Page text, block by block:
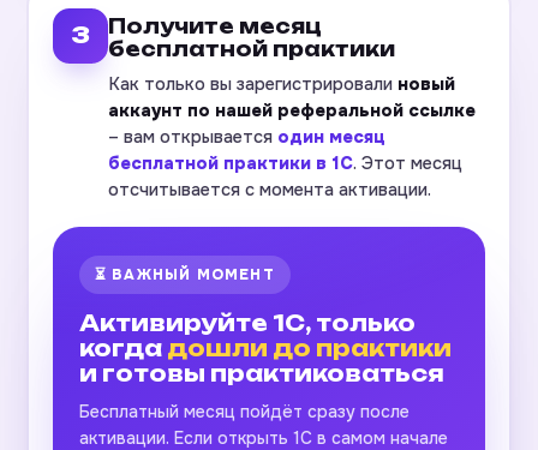
3
Получите месяц
бесплатной практики
Как только вы зарегистрировали новый
аккаунт по нашей реферальной ссылке
– вам открывается один месяц
бесплатной практики в 1С. Этот месяц
отсчитывается с момента активации.
⏳ ВАЖНЫЙ МОМЕНТ
Активируйте 1С, только
когда дошли до практики
и готовы практиковаться
Бесплатный месяц пойдёт сразу после
активации. Если открыть 1С в самом начале